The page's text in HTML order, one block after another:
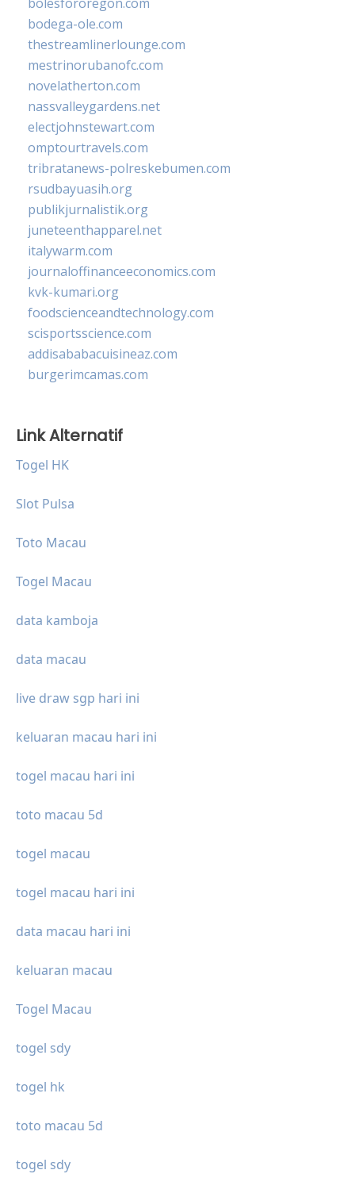
bodega-ole.com
thestreamlinerlounge.com
mestrinorubanofc.com
novelatherton.com
nassvalleygardens.net
electjohnstewart.com
omptourtravels.com
tribratanews-polreskebumen.com
rsudbayuasih.org
publikjurnalistik.org
juneteenthapparel.net
italywarm.com
journaloffinanceeconomics.com
kvk-kumari.org
foodscienceandtechnology.com
scisportsscience.com
addisababacuisineaz.com
burgerimcamas.com
Link Alternatif
Togel HK
Slot Pulsa
Toto Macau
Togel Macau
data kamboja
data macau
live draw sgp hari ini
keluaran macau hari ini
togel macau hari ini
toto macau 5d
togel macau
togel macau hari ini
data macau hari ini
keluaran macau
Togel Macau
togel sdy
togel hk
toto macau 5d
togel sdy